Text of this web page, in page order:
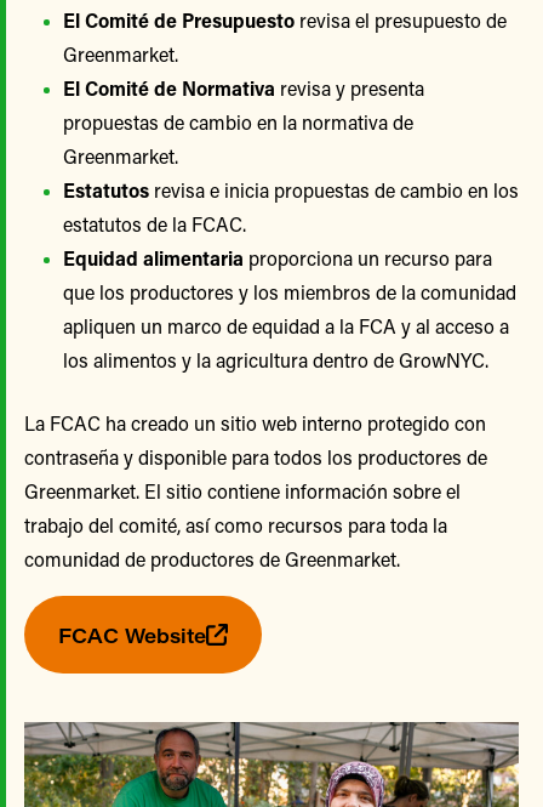
El Comité de Presupuesto revisa el presupuesto de
Greenmarket.
El Comité de Normativa revisa y presenta
propuestas de cambio en la normativa de
Greenmarket.
Estatutos revisa e inicia propuestas de cambio en los
estatutos de la FCAC.
Equidad alimentaria proporciona un recurso para
que los productores y los miembros de la comunidad
apliquen un marco de equidad a la FCA y al acceso a
los alimentos y la agricultura dentro de GrowNYC.
La FCAC ha creado un sitio web interno protegido con
contraseña y disponible para todos los productores de
Greenmarket. El sitio contiene información sobre el
trabajo del comité, así como recursos para toda la
comunidad de productores de Greenmarket.
FCAC Website